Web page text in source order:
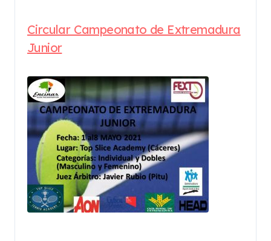
Circular Campeonato de Extremadura
Junior